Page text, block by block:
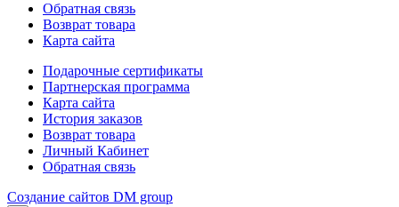
Обратная связь
Возврат товара
Карта сайта
Подарочные сертификаты
Партнерская программа
Карта сайта
История заказов
Возврат товара
Личный Кабинет
Обратная связь
Создание сайтов DM group